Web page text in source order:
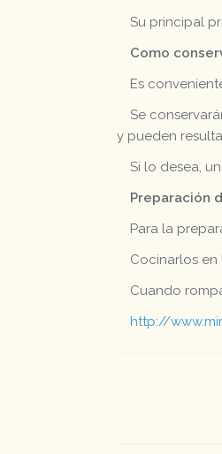
Su principal
Como
Es
Se
y pueden
Si lo desea,
Preparación
Para la
Cocinarlos en
Cuando
http://